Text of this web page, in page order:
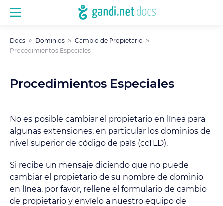
Docs Dominios
Cambio de Propietario
Procedimientos Especiales
Procedimientos Especiales
No es posible cambiar el propietario en línea para
algunas extensiones, en particular los dominios de
nivel superior de código de país (ccTLD).
Si recibe un mensaje diciendo que no puede
cambiar el propietario de su nombre de dominio
en línea, por favor, rellene el formulario de cambio
de propietario y envíelo a nuestro equipo de